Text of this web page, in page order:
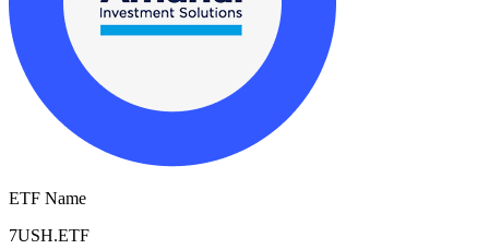
ETF Name
7USH.ETF